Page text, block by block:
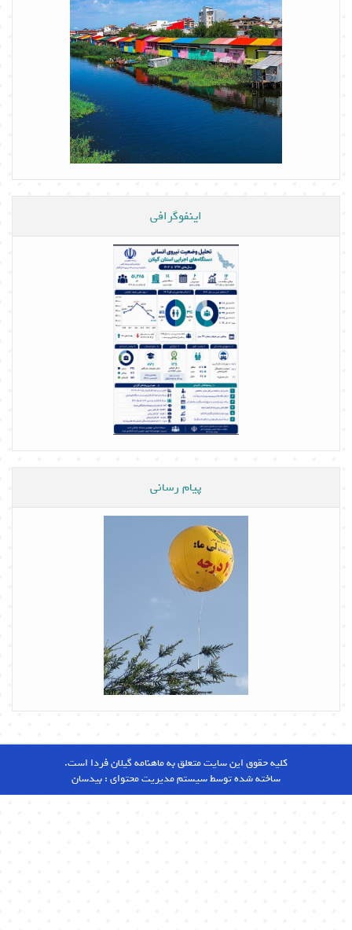
اینفوگرافی
پیام رسانی
کلیه حقوق این سایت متعلق به ماهنامه گیلان فردا است.
ساخته شده توسط سیستم مدیریت محتوای :بیدسان